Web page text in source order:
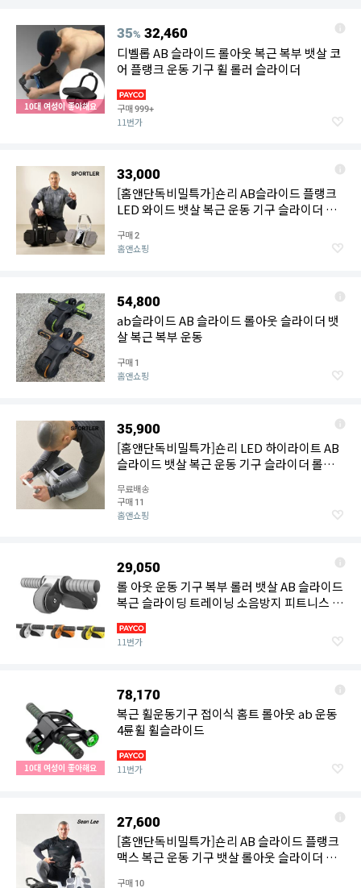
10대 여성이 좋아해요
35% 32,460
디벨롭 AB 슬라이드 롤아웃 복근 복부 뱃살 코
어 플랭크 운동 기구 휠 롤러 슬라이더
구매999+
11번가
33,000
[홈앤단독비밀특가]숀리 AB슬라이드 플랭크
LED 와이드 뱃살 복근 운동 기구 슬라이더 롤
구매2
홈앤쇼핑
54,800
ab슬라이드 AB 슬라이드 롤아웃 슬라이더 뱃
살 복근 복부 운동
구매 1
홈앤쇼핑
35,900
[홈앤단독비밀특가]숀리 LED 하이라이트 AB
슬라이드 뱃살 복근 운동 기구 슬라이더 롤아
무료배송
구매 11
홈앤쇼핑
29,050
롤 아웃 운동 기구 복부 롤러 뱃살 AB 슬라이드
복근 슬라이딩 트레이닝 소음방지 피트니스 휴
11번가
10대 여성이 좋아해요
78,170
복근 휠운동기구 접이식 홈트 롤아웃 ab 운동
4륜휠 휠슬라이드
11번가
27,600
[홈앤단독비밀특가]숀리 AB 슬라이드 플랭크
맥스 복근 운동 기구 뱃살 롤아웃 슬라이더 무
구매 10